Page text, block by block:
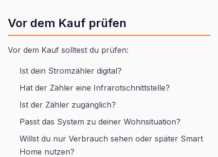
Vor dem Kauf prüfen
Vor dem Kauf solltest du prüfen:
Ist dein Stromzähler digital?
Hat der Zähler eine Infrarotschnittstelle?
Ist der Zähler zugänglich?
Passt das System zu deiner Wohnsituation?
Willst du nur Verbrauch sehen oder später Smart
Home nutzen?